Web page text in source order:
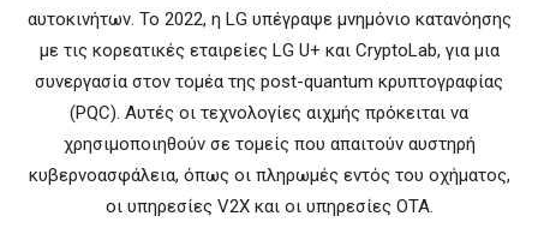
αυτοκινήτων. Το 2022, η LG υπέγραψε μνημόνιο κατανόησης
με τις κορεατικές εταιρείες LG U+ και CryptoLab, για μια
συνεργασία στον τομέα της post-quantum κρυπτογραφίας
(PQC). Αυτές οι τεχνολογίες αιχμής πρόκειται να
χρησιμοποιηθούν σε τομείς που απαιτούν αυστηρή
κυβερνοασφάλεια, όπως οι πληρωμές εντός του οχήματος,
οι υπηρεσίες V2X και οι υπηρεσίες OTA.